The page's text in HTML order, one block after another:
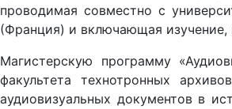
проводимая совместно с
(Франция) и включающая изучение,
Магистерскую программу
факультета технотронных
аудиовизуальных документов в